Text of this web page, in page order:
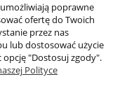
poprawne
ofertę do Twoich
przez nas
lub dostosować użycie
"Dostosuj zgody".
Polityce